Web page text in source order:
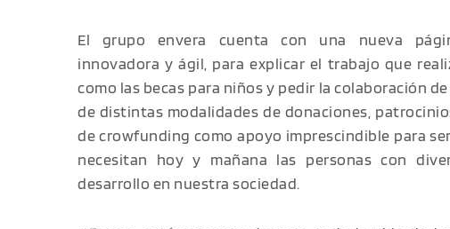
El grupo envera cuenta con una nueva
innovadora y ágil, para explicar el trabajo que
como las becas para niños y pedir la colaboración
de distintas modalidades de donaciones,
de crowfunding como apoyo imprescindible para
necesitan hoy y mañana las personas con
desarrollo en nuestra sociedad.